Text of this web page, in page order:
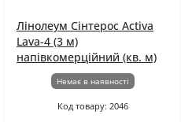
Лінолеум Сінтерос Activa
Lava-4 (3 м)
напівкомерційний (кв. м)
Немає в наявності
Код товару: 2046